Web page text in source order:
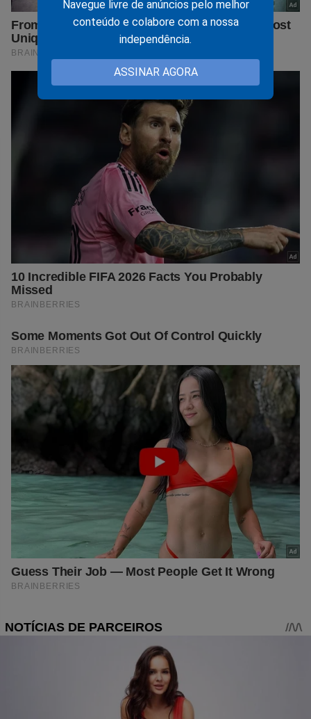
Navegue livre de anúncios pelo melhor
conteúdo e colabore com a nossa
independência.
ASSINAR AGORA